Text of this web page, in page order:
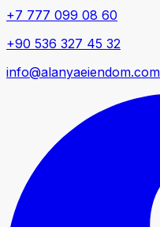
+7 777 099 08 60
+90 536 327 45 32
info@alanyaeiendom.com